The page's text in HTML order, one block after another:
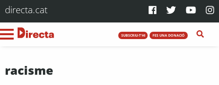
directa.cat
SUBSCRIU-T'HI FES UNA DONACIÓ
racisme